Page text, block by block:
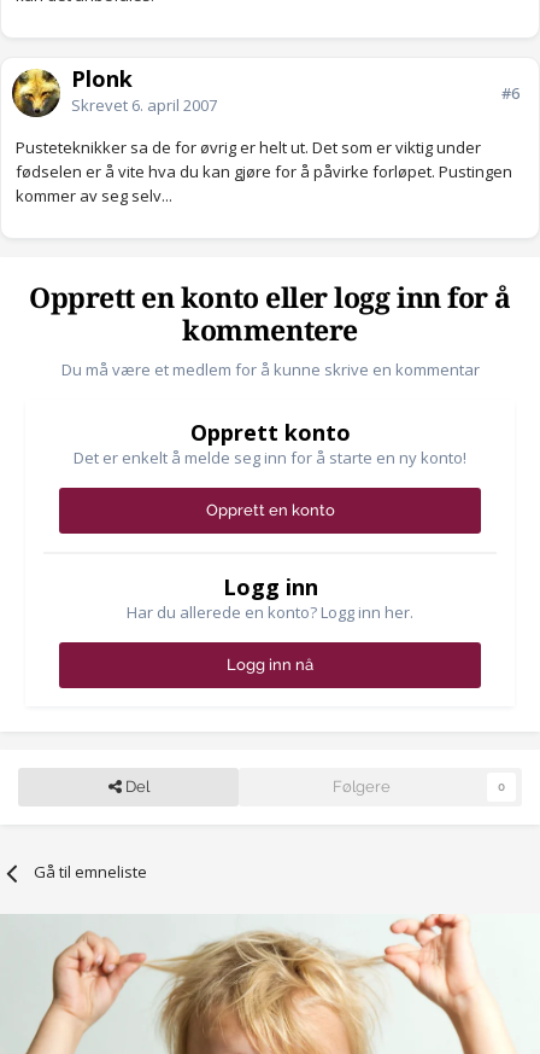
Plonk
Skrevet 6. april 2007
#6
Pusteteknikker sa de for øvrig er helt ut. Det som er viktig under
fødselen er å vite hva du kan gjøre for å påvirke forløpet. Pustingen
kommer av seg selv...
Opprett en konto eller logg inn for å
kommentere
Du må være et medlem for å kunne skrive en kommentar
Opprett konto
Det er enkelt å melde seg inn for å starte en ny konto!
Opprett en konto
Logg inn
Har du allerede en konto? Logg inn her.
Logg inn nå
Del Følgere 0
Gå til emneliste